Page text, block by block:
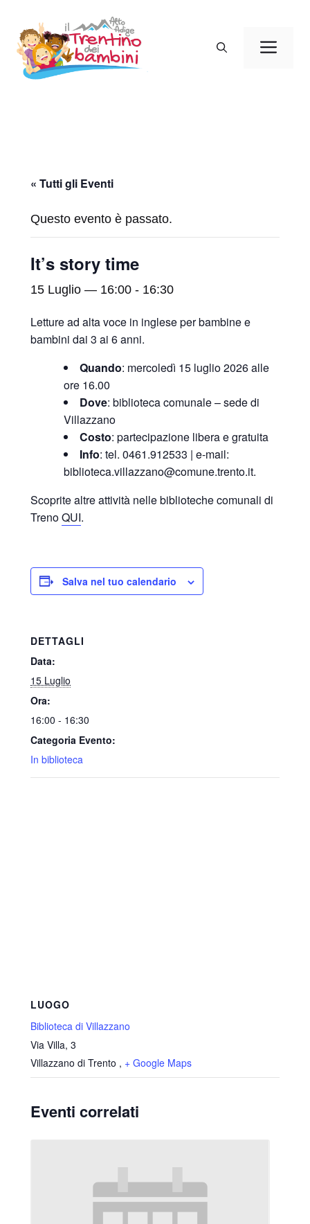
contenuto
« Tutti gli Eventi
Questo evento è passato.
It’s story time
15 Luglio — 16:00 - 16:30
Letture ad alta voce in inglese per bambine e
bambini dai 3 ai 6 anni.
Quando: mercoledì 15 luglio 2026 alle
ore 16.00
Dove: biblioteca comunale – sede di
Villazzano
Costo: partecipazione libera e gratuita
Info: tel. 0461.912533 | e-mail:
biblioteca.villazzano@comune.trento.it.
Scoprite altre attività nelle biblioteche comunali di
TrenoQUI.
Salva nel tuo calendario
DETTAGLI
Data:
15 Luglio
Ora:
16:00 - 16:30
Categoria Evento:
In biblioteca
LUOGO
Biblioteca di Villazzano
Via Villa, 3
Villazzano di Trento , + Google Maps
Eventi correlati